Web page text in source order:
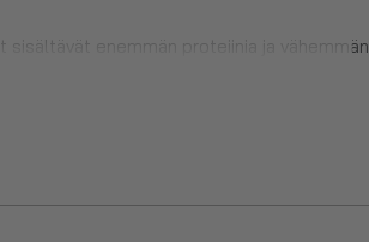
sisältävät enemmän proteiinia ja vähemmän
sijasta kun makeannälkä iskee.